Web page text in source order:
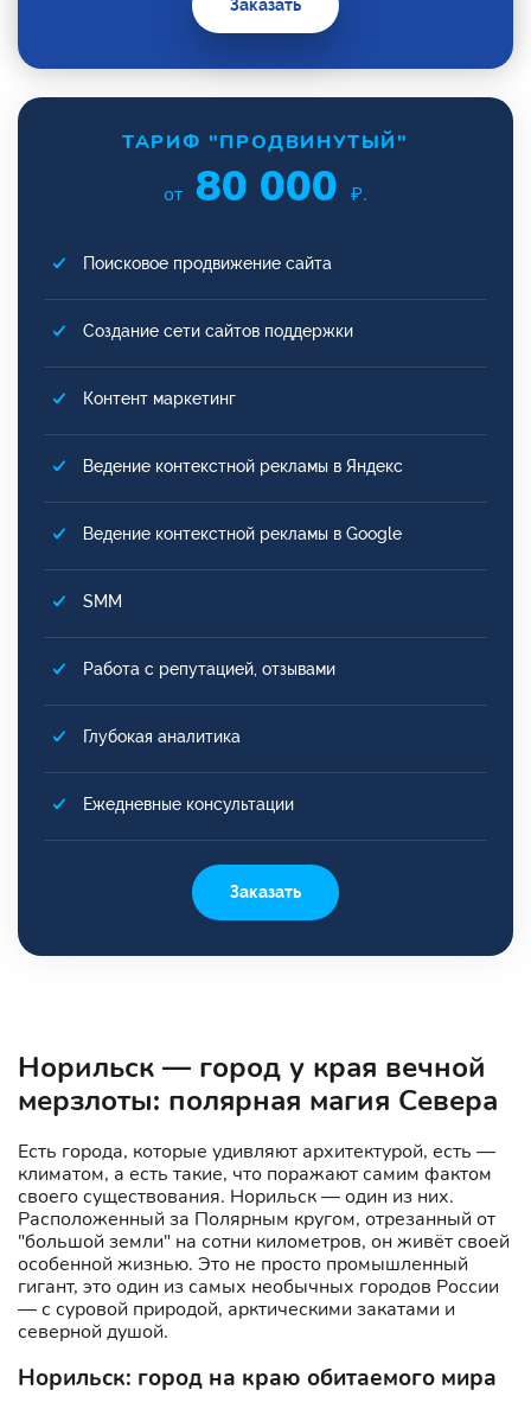
Заказать
ТАРИФ "ПРОДВИНУТЫЙ"
от 80 000 ₽.
Поисковое продвижение сайта
Создание сети сайтов поддержки
Контент маркетинг
Ведение контекстной рекламы в Яндекс
Ведение контекстной рекламы в Google
SMM
Работа с репутацией, отзывами
Глубокая аналитика
Ежедневные консультации
Заказать
Норильск — город у края вечной
мерзлоты: полярная магия Севера
Есть города, которые удивляют архитектурой, есть —
климатом, а есть такие, что поражают самим фактом
своего существования. Норильск — один из них.
Расположенный за Полярным кругом, отрезанный от
"большой земли" на сотни километров, он живёт своей
особенной жизнью. Это не просто промышленный
гигант, это один из самых необычных городов России
— с суровой природой, арктическими закатами и
северной душой.
Норильск: город на краю обитаемого мира